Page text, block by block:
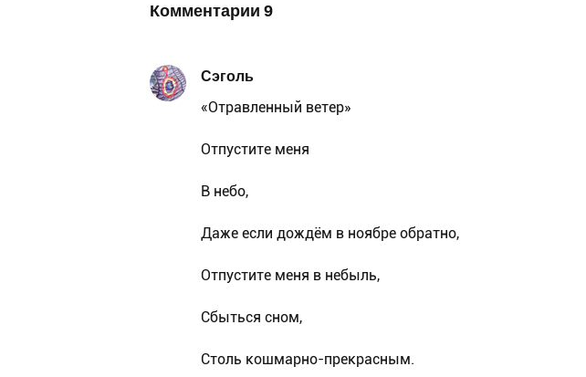
Комментарии 9
Сэголь
«Отравленный ветер»
Отпустите меня
В небо,
Даже если дождём в ноябре обратно,
Отпустите меня в небыль,
Сбыться сном,
Столь кошмарно-прекрасным.